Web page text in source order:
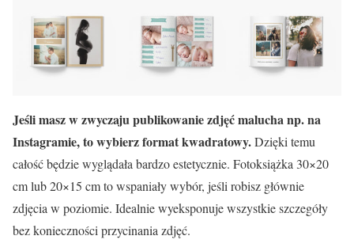
Jeśli masz w zwyczaju publikowanie zdjęć malucha np. na
Instagramie, to wybierz format kwadratowy.Dzięki temu
całość będzie wyglądała bardzo estetycznie. Fotoksiążka 30×20
cm lub 20×15 cm to wspaniały wybór, jeśli robisz głównie
zdjęcia w poziomie. Idealnie wyeksponuje wszystkie szczegóły
bez konieczności przycinania zdjęć.